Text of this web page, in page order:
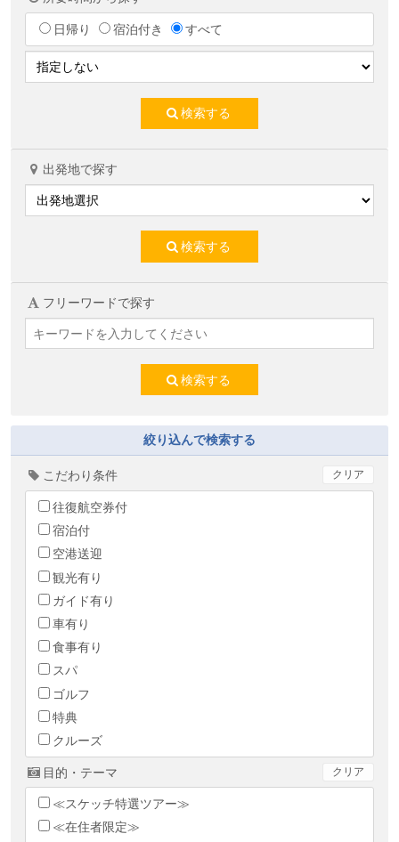
日帰り 宿泊付き すべて
検索する
出発地で探す
検索する
フリーワードで探す
検索する
絞り込んで検索する
こだわり条件 クリア
往復航空券付
宿泊付
空港送迎
観光有り
ガイド有り
車有り
食事有り
スパ
ゴルフ
特典
クルーズ
目的・テーマ クリア
≪スケッチ特選ツアー≫
≪在住者限定≫